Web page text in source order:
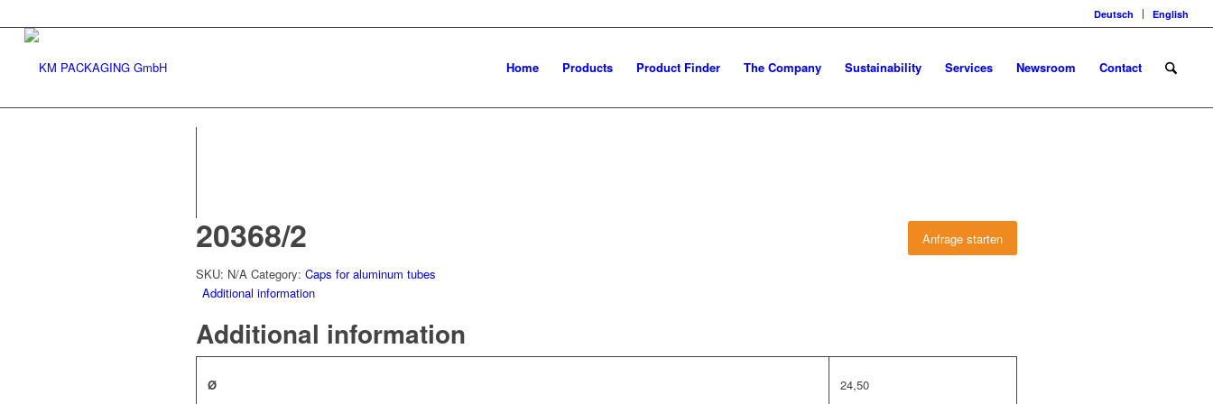
Deutsch English
Home Products Product Finder The Company Sustainability Services Newsroom Contact
Anfrage starten
20368/2
SKU: N/A Category: Caps for aluminum tubes
Additional information
Additional information
Ø 24,50